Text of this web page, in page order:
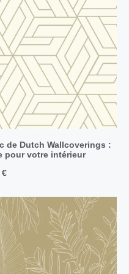
de Dutch Wallcoverings :
pour votre intérieur
€